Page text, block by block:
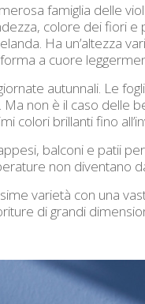
famiglia delle
colore dei fiori e
Ha un’altezza
a cuore
autunnali. Le
non è il caso delle
colori brillanti fino
balconi e patii
non diventano
varietà con una
di grandi